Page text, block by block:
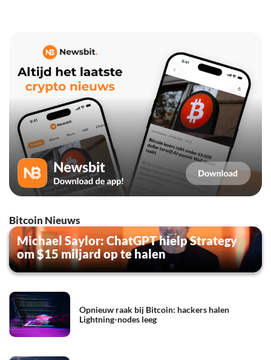
Bitcoin Nieuws
Michael Saylor: ChatGPT hielp Strategy
om $15 miljard op te halen
Opnieuw raak bij Bitcoin: hackers halen
Lightning-nodes leeg